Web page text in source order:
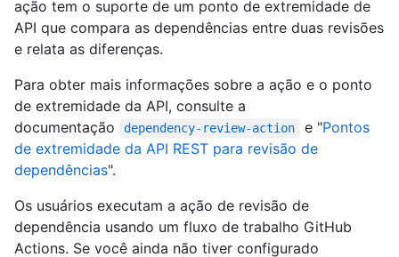
ação tem o suporte de um ponto de extremidade de
API que compara as dependências entre duas revisões
e relata as diferenças.
Para obter mais informações sobre a ação e o ponto
de extremidade da API, consulte a
documentação
dependency-review-action e "Pontos
de extremidade da API REST para revisão de
dependências".
Os usuários executam a ação de revisão de
dependência usando um fluxo de trabalho GitHub
Actions. Se você ainda não tiver configurado